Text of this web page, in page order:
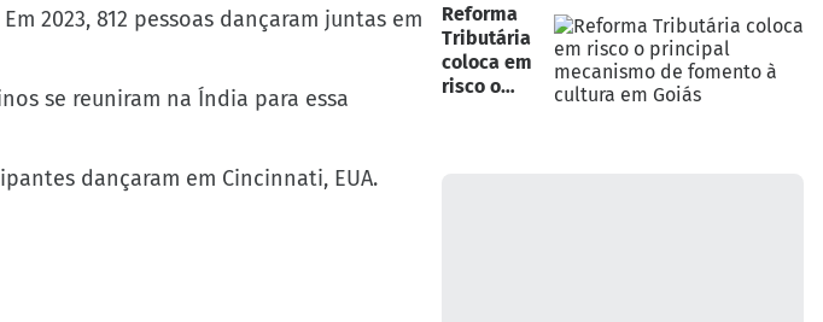
Em 2023, 812 pessoas dançaram juntas em
se reuniram na Índia para essa
dançaram em Cincinnati, EUA.
Reforma
Tributária
coloca em
risco o